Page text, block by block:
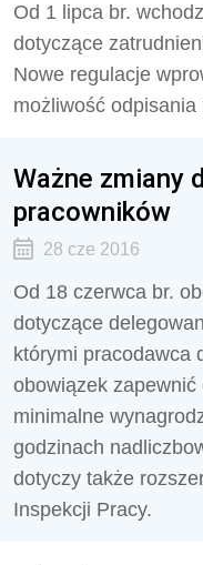
Od 1 lipca br.
dotyczące
Nowe regulacje
możliwość
Ważne zmiany
pracowników
28 cze 2016
Od 18 czerwca br.
dotyczące
którymi pracodawca
obowiązek
minimalne
godzinach
dotyczy także
Inspekcji Pracy.